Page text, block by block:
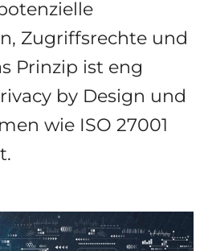
Zugriffsrechte und
Prinzip ist eng
by Design und
wie ISO 27001